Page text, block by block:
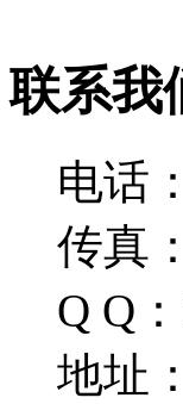
联系我
电话
传真
Q Q
地址